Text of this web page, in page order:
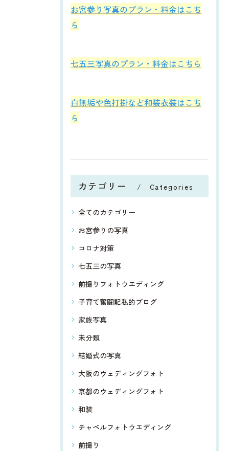
お宮参り写真のプラン・料金はこち
ら
七五三写真のプラン・料金はこちら
白無垢や色打掛など和装衣装はこち
ら
カテゴリー Categories
全てのカテゴリー
お宮参りの写真
コロナ対策
七五三の写真
前撮りフォトウエディング
子育て奮闘記私的ブログ
家族写真
未分類
結婚式の写真
大阪のウェディングフォト
京都のウェディングフォト
和装
チャペルフォトウエディング
前撮り